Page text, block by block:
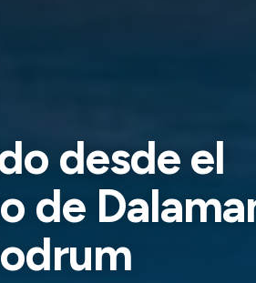
desde el
de